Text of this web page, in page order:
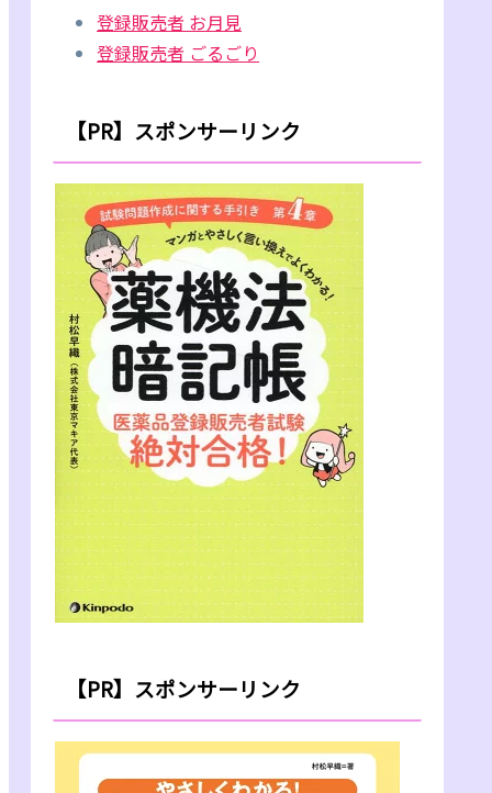
登録販売者 お月見
登録販売者 ごるごり
【PR】スポンサーリンク
【PR】スポンサーリンク